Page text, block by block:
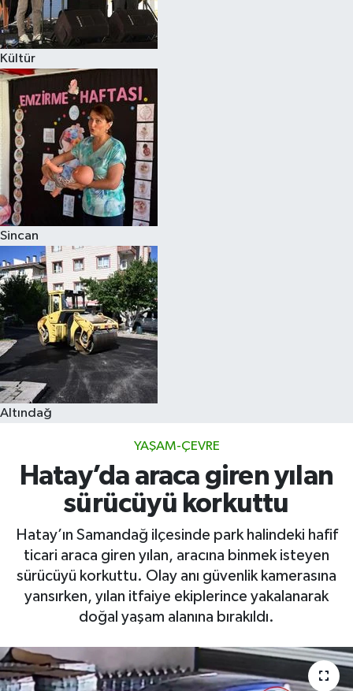
Kültür
Sincan
Altındağ
YAŞAM-ÇEVRE
Hatay’da araca giren yılan
sürücüyü korkuttu
Hatay’ın Samandağ ilçesinde park halindeki hafif
ticari araca giren yılan, aracına binmek isteyen
sürücüyü korkuttu. Olay anı güvenlik kamerasına
yansırken, yılan itfaiye ekiplerince yakalanarak
doğal yaşam alanına bırakıldı.